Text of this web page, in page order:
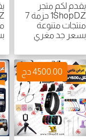
يقدم لكم متجر
1ShopDZ حزمة 7
منتجات متنوعة
بسعر جد مغري
4500.00 دج